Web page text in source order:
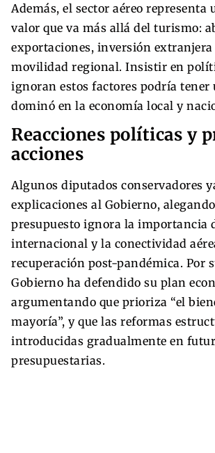
Además, el sector aéreo representa
valor que va más allá del turismo:
exportaciones, inversión
movilidad regional. Insistir en
ignoran estos factores podría tener
dominó en la economía local y
Reacciones políticas y
acciones
Algunos diputados conservadores
explicaciones al Gobierno,
presupuesto ignora la importancia
internacional y la conectividad
recuperación post-pandémica. Por
Gobierno ha defendido su plan
argumentando que prioriza “el
mayoría”, y que las reformas
introducidas gradualmente en
presupuestarias.